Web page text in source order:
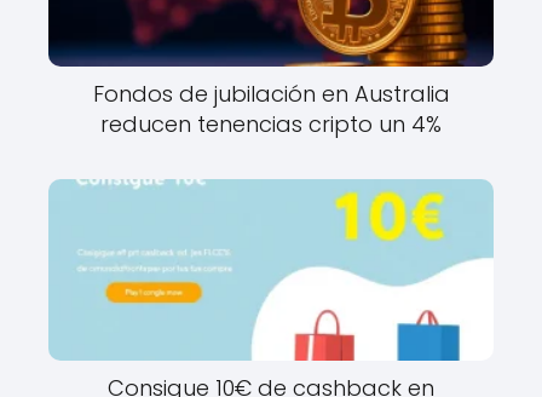
Fondos de jubilación en Australia
reducen tenencias cripto un 4%
Consigue 10€ de cashback en